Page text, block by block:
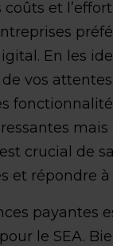
et
En les
vos
mais
crucial de
et répondre à
payantes
le SEA.